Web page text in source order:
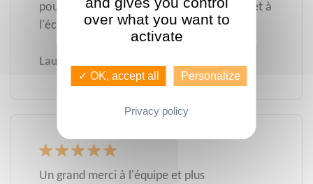
pour une simple estimation. Bienveillante et à
l'écoute, je recommande !
Laura B.
Un grand merci à l'équipe et plus
over what you want to
activate
✓ OK, accept all Personalize
Privacy policy